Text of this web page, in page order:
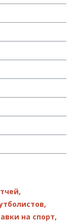
на спорт,